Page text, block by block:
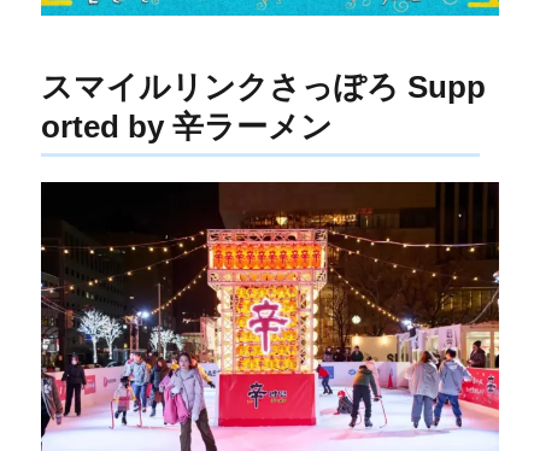
スマイルリンクさっぽろ Supp
orted by 辛ラーメン